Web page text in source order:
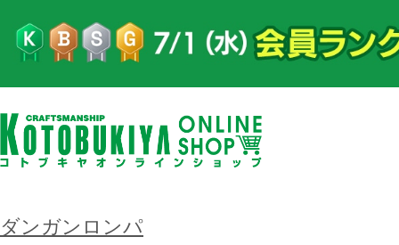
ダンガンロンパ